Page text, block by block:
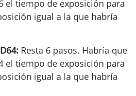
el tiempo de exposición para
igual a la que habría
Resta 6 pasos. Habría que
el tiempo de exposición para
igual a la que habría